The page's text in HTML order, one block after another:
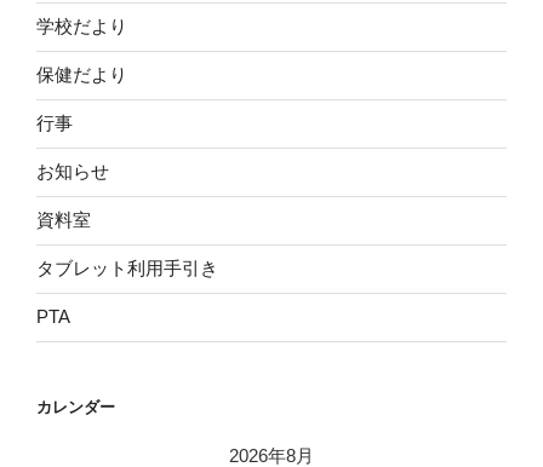
学校だより
保健だより
行事
お知らせ
資料室
タブレット利用手引き
PTA
カレンダー
2026年8月